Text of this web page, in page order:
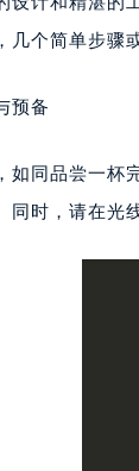
鼓楼区五四路
江北区观音
二七区铭功路
沈河区中街
沈河区中街
齐市天山区
鹿城区锦绣路
市道里区友
中山区人民
禅城区季华五
东城街道鸿
几个简单步骤
预备
如同品尝一
同时，请在光